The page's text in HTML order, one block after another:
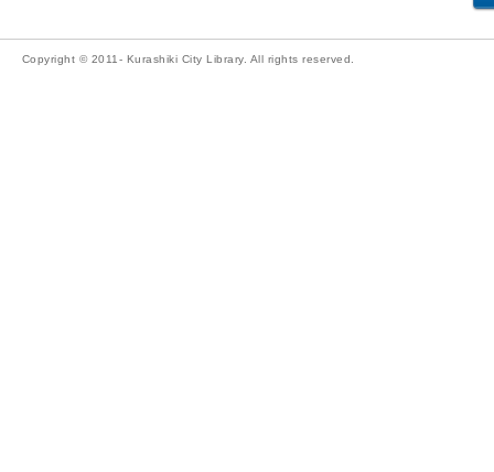
Copyright © 2011- Kurashiki City Library. All rights reserved.